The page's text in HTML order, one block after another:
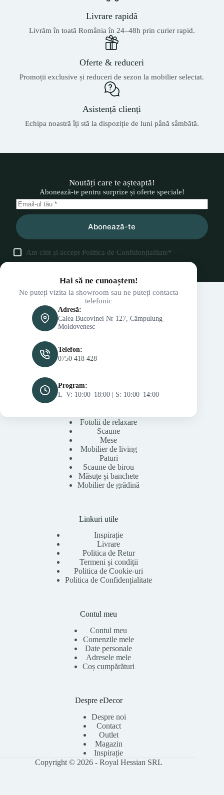
Livrare rapidă
Livrăm în toată România în 24–48h prin curier rapid.
Oferte & reduceri
Promoții exclusive și reduceri de sezon la mobilier selectat.
Asistență clienți
Echipa noastră îți stă la dispoziție de luni până sâmbătă.
Noutăți care te așteaptă!
Abonează-te pentru surprize și oferte speciale!
Abonează-te
Am citit și accept Politica de Confidențialitate*
Hai să ne cunoaștem!
Ne puteți vizita la showroom sau ne puteți contacta
telefonic
Adresă:
Calea Bucovinei Nr 127, Câmpulung
Moldovenesc
Telefon:
0750 418 428
Program:
L–V: 10:00–18:00 | S: 10:00–14:00
Fotolii de relaxare
Scaune
Mese
Mobilier de living
Paturi
Scaune de birou
Măsuțe și banchete
Mobilier de grădină
Linkuri utile
Inspirație
Livrare
Politica de Retur
Termeni și condiții
Politica de Cookie-uri
Politica de Confidențialitate
Contul meu
Contul meu
Comenzile mele
Date personale
Adresele mele
Coș cumpărături
Despre eDecor
Despre noi
Contact
Outlet
Magazin
Inspirație
Copyright © 2026 - Royal Hessian SRL